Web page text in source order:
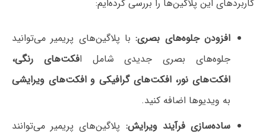
کاربردهای این پلاگین‌ها را بررسی کرده‌ایم:
افزودن جلوه‌های بصری: با پلاگین‌های پریمیر می‌توانید
جلوه‌های بصری جدیدی شامل افکت‌های رنگی،
افکت‌های نور، افکت‌های گرافیکی و افکت‌های ویرایشی
به ویدیوها اضافه کنید.
ساده‌سازی فرآیند ویرایش: پلاگین‌های پریمیر می‌توانند